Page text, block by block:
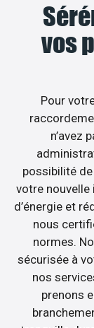
vos
Pour
n’avez
possibilité
votre
d’énergie et
nous
normes.
sécurisée à
nos
prenons